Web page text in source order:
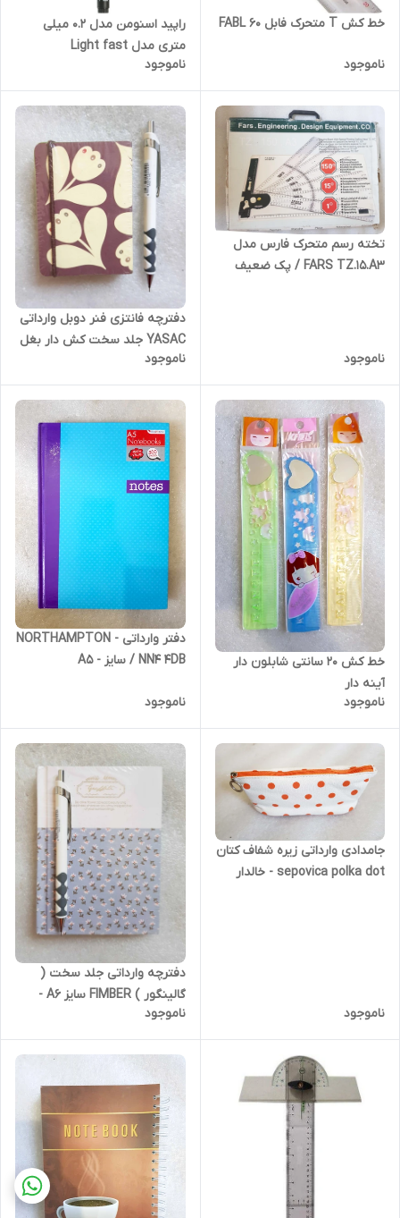
خط کش T متحرک فابل FABL 60
ناموجود
راپید اسنومن مدل 0.2 میلی
متری مدل Light fast
SNOWMAN
ناموجود
تخته رسم متحرک فارس مدل
FARS TZ.15.A3 / پک ضعیف
ناموجود
دفترچه فانتزی فنر دوبل وارداتی
YASAC جلد سخت کش دار بغل
رنگی - 10.3 در 7.4 سانتیمتر
ناموجود
خط کش 20 سانتی شابلون دار
آینه دار
ناموجود
دفتر وارداتی NORTHAMPTON -
NN4 4DB / سایز A5 -
ناموجود
جامدادی وارداتی زیره شفاف کتان
sepovica polka dot - خالدار
ناموجود
دفترچه وارداتی جلد سخت (
گالینگور ) FIMBER سایز A6 -
طرح پارچه ای
ناموجود